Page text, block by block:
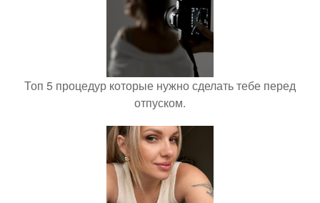
Топ 5 процедур которые нужно сделать тебе перед
отпуском.